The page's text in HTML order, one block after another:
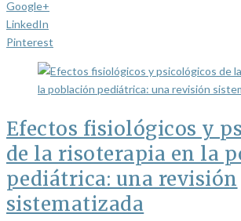
Google+
LinkedIn
Pinterest
Efectos fisiológicos y
de la risoterapia en la
pediátrica: una revisión
sistematizada